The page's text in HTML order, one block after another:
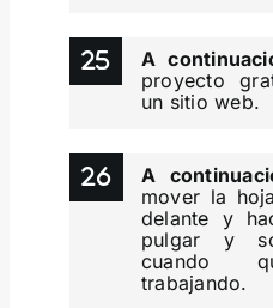
A
proyecto
un sitio web.
A
mover la
delante y
pulgar y
cuando
trabajando.